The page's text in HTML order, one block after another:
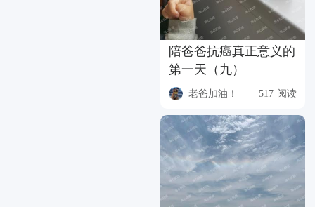
陪爸爸抗癌真正意义的
第一天（九）
老爸加油！ 517 阅读